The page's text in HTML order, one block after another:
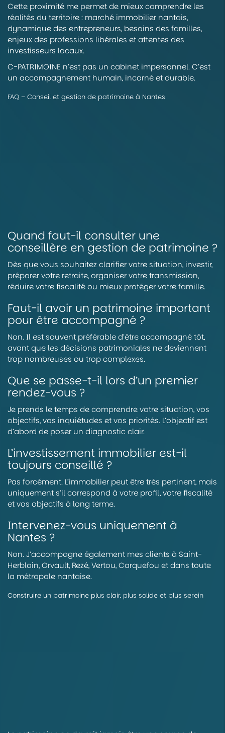
Cette proximité me permet de mieux comprendre les
réalités du territoire : marché immobilier nantais,
dynamique des entrepreneurs, besoins des familles,
enjeux des professions libérales et attentes des
investisseurs locaux.
C-PATRIMOINE n’est pas un cabinet impersonnel. C’est
un accompagnement humain, incarné et durable.
FAQ – Conseil et gestion de patrimoine à Nantes
Quand faut-il consulter une
conseillère en gestion de patrimoine ?
Dès que vous souhaitez clarifier votre situation, investir,
préparer votre retraite, organiser votre transmission,
réduire votre fiscalité ou mieux protéger votre famille.
Faut-il avoir un patrimoine important
pour être accompagné ?
Non. Il est souvent préférable d’être accompagné tôt,
avant que les décisions patrimoniales ne deviennent
trop nombreuses ou trop complexes.
Que se passe-t-il lors d’un premier
rendez-vous ?
Je prends le temps de comprendre votre situation, vos
objectifs, vos inquiétudes et vos priorités. L’objectif est
d’abord de poser un diagnostic clair.
L’investissement immobilier est-il
toujours conseillé ?
Pas forcément. L’immobilier peut être très pertinent, mais
uniquement s’il correspond à votre profil, votre fiscalité
et vos objectifs à long terme.
Intervenez-vous uniquement à
Nantes ?
Non. J’accompagne également mes clients à Saint-
Herblain, Orvault, Rezé, Vertou, Carquefou et dans toute
la métropole nantaise.
Construire un patrimoine plus clair, plus solide et plus serein